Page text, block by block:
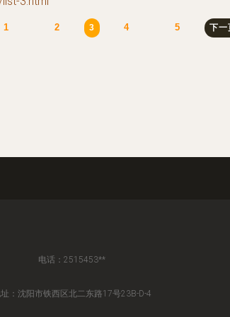
1 2 3 4 5 下一
电话：2515453**
：沈阳市铁西区北二东路17号23B-D-4